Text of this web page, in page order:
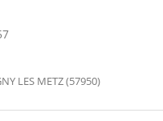
LES METZ (57950)